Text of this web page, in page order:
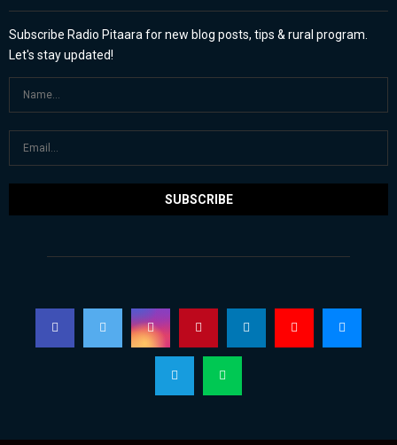
Subscribe Radio Pitaara for new blog posts, tips & rural program.
Let's stay updated!